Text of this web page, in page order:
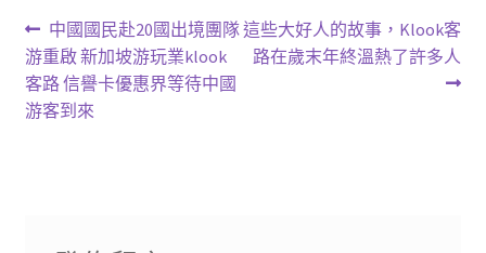
文
章
導
上
一
篇
文
中國國民赴20國出境團隊
游重啟 新加坡游玩業klook
客路 信譽卡優惠界等待中國
游客到來
下
一
這些大好人的故事，Klook客
路在歲末年終溫熱了許多人